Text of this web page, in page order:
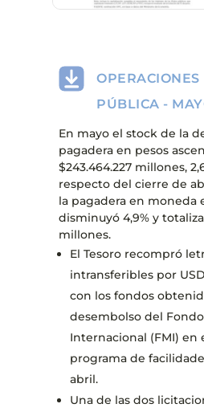
PÚBLICA -
En mayo el stock de la
pagadera en pesos
$243.464.227 millones,
respecto del cierre de
la pagadera en moneda
disminuyó 4,9% y
millones.
El Tesoro recompró
intransferibles por
con los fondos
desembolso del
Internacional (FMI) en
programa de
abril.
Una de las dos